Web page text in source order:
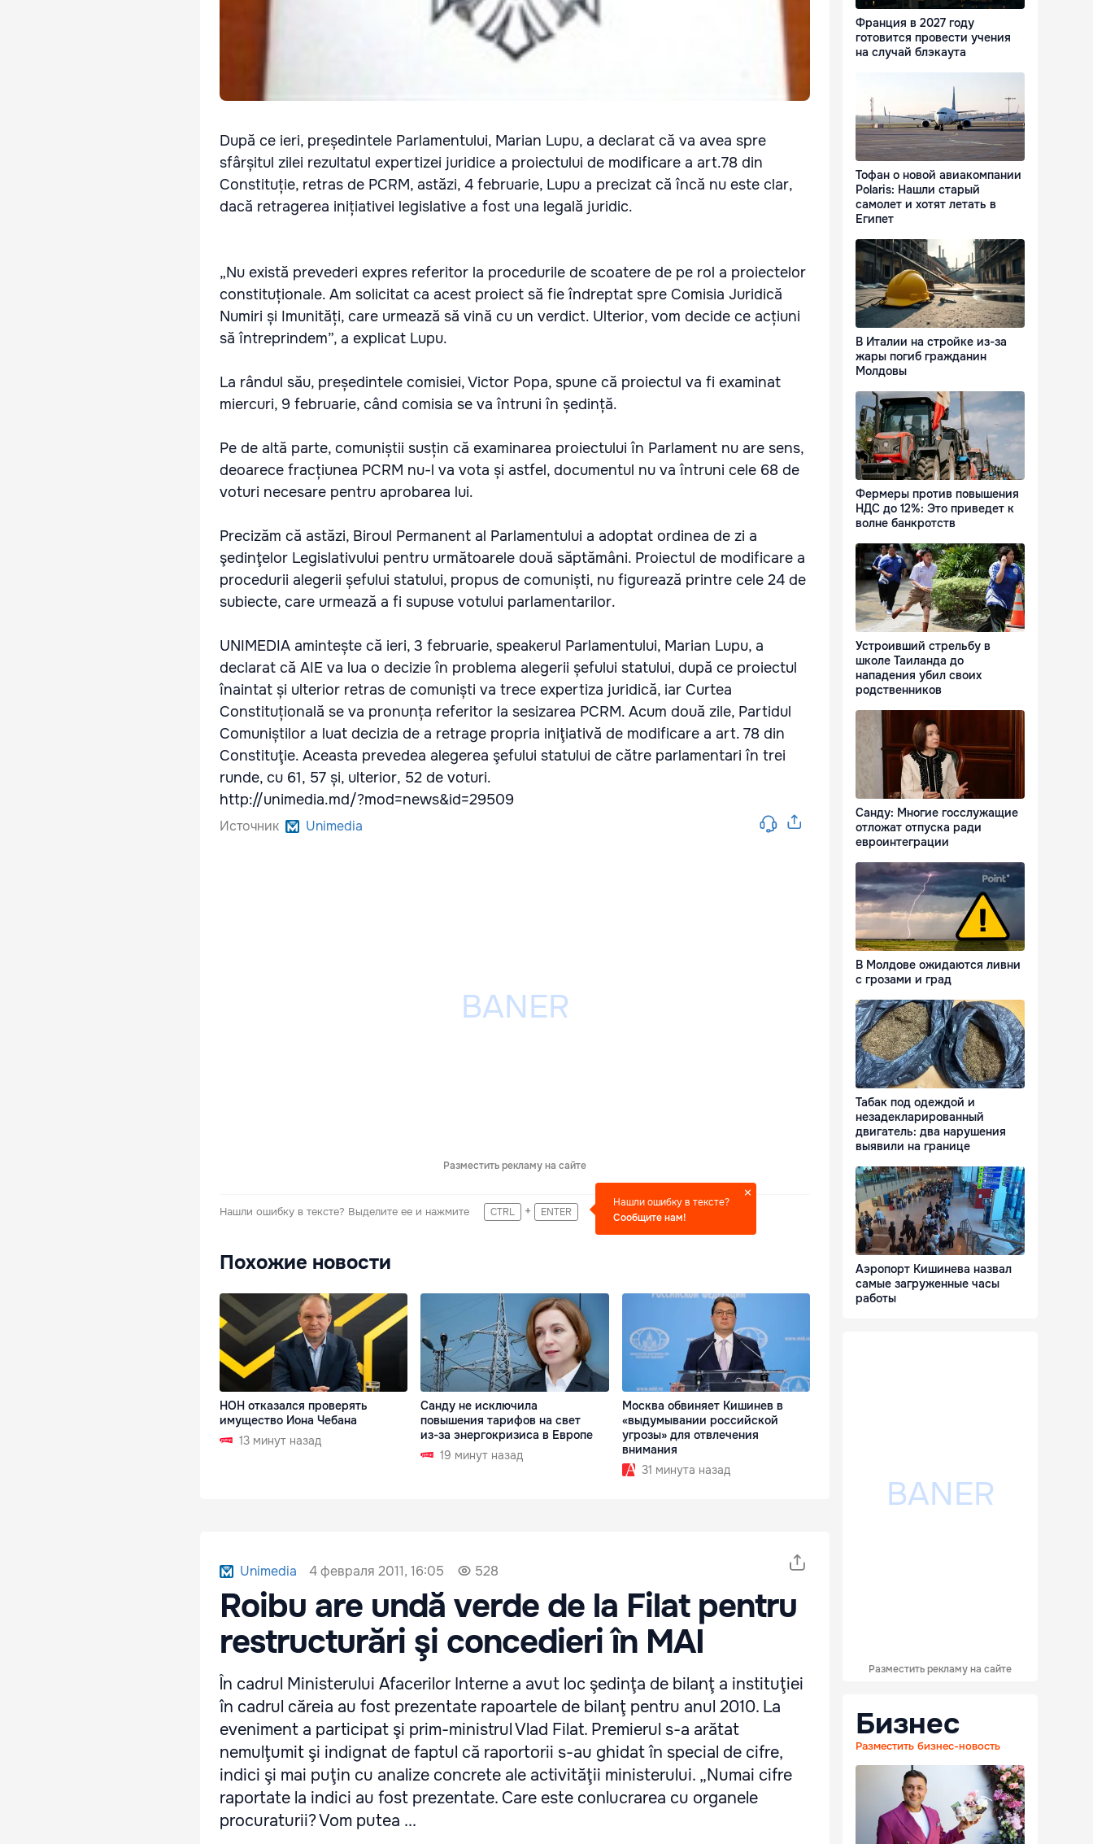
După ce ieri, președintele Parlamentului, Marian Lupu, a declarat că va avea spre
sfârșitul zilei rezultatul expertizei juridice a proiectului de modificare a art.78 din
Constituție, retras de PCRM, astăzi, 4 februarie, Lupu a precizat că încă nu este clar,
dacă retragerea inițiativei legislative a fost una legală juridic.
„Nu există prevederi expres referitor la procedurile de scoatere de pe rol a proiectelor
constituționale. Am solicitat ca acest proiect să fie îndreptat spre Comisia Juridică
Numiri și Imunități, care urmează să vină cu un verdict. Ulterior, vom decide ce acțiuni
să întreprindem”, a explicat Lupu.
La rândul său, președintele comisiei, Victor Popa, spune că proiectul va fi examinat
miercuri, 9 februarie, când comisia se va întruni în ședință.
Pe de altă parte, comuniștii susțin că examinarea proiectului în Parlament nu are sens,
deoarece fracțiunea PCRM nu-l va vota și astfel, documentul nu va întruni cele 68 de
voturi necesare pentru aprobarea lui.
Precizăm că astăzi, Biroul Permanent al Parlamentului a adoptat ordinea de zi a
şedinţelor Legislativului pentru următoarele două săptămâni. Proiectul de modificare a
procedurii alegerii șefului statului, propus de comuniști, nu figurează printre cele 24 de
subiecte, care urmează a fi supuse votului parlamentarilor.
UNIMEDIA amintește că ieri, 3 februarie, speakerul Parlamentului, Marian Lupu, a
declarat că AIE va lua o decizie în problema alegerii șefului statului, după ce proiectul
înaintat și ulterior retras de comuniști va trece expertiza juridică, iar Curtea
Constituțională se va pronunța referitor la sesizarea PCRM. Acum două zile, Partidul
Comuniștilor a luat decizia de a retrage propria iniţiativă de modificare a art. 78 din
Constituţie. Aceasta prevedea alegerea şefului statului de către parlamentari în trei
runde, cu 61, 57 și, ulterior, 52 de voturi.
http://unimedia.md/?mod=news&id=29509
Источник Unimedia
Разместить рекламу на сайте
Нашли ошибку в тексте? Выделите ее и нажмите CTRL + ENTER
Нашли ошибку в тексте?
Сообщите нам!
Похожие новости
НОН отказался проверять
имущество Иона Чебана
13 минут назад
Санду не исключила
повышения тарифов на свет
из-за энергокризиса в Европе
19 минут назад
Москва обвиняет Кишинев в
«выдумывании российской
угрозы» для отвлечения
внимания
31 минута назад
Unimedia 4 февраля 2011, 16:05 528
Roibu are undă verde de la Filat pentru
restructurări şi concedieri în MAI
În cadrul Ministerului Afacerilor Interne a avut loc şedinţa de bilanţ a instituţiei
în cadrul căreia au fost prezentate rapoartele de bilanţ pentru anul 2010. La
eveniment a participat şi prim-ministrul Vlad Filat. Premierul s-a arătat
nemulţumit şi indignat de faptul că raportorii s-au ghidat în special de cifre,
indici şi mai puţin cu analize concrete ale activităţii ministerului. „Numai cifre
raportate la indici au fost prezentate. Care este conlucrarea cu organele
procuraturii? Vom putea ...
Франция в 2027 году
готовится провести учения
на случай блэкаута
Тофан о новой авиакомпании
Polaris: Нашли старый
самолет и хотят летать в
Египет
В Италии на стройке из-за
жары погиб гражданин
Молдовы
Фермеры против повышения
НДС до 12%: Это приведет к
волне банкротств
Устроивший стрельбу в
школе Таиланда до
нападения убил своих
родственников
Санду: Многие госслужащие
отложат отпуска ради
евроинтеграции
В Молдове ожидаются ливни
с грозами и град
Табак под одеждой и
незадекларированный
двигатель: два нарушения
выявили на границе
Аэропорт Кишинева назвал
самые загруженные часы
работы
Разместить рекламу на сайте
Бизнес
Разместить бизнес-новость